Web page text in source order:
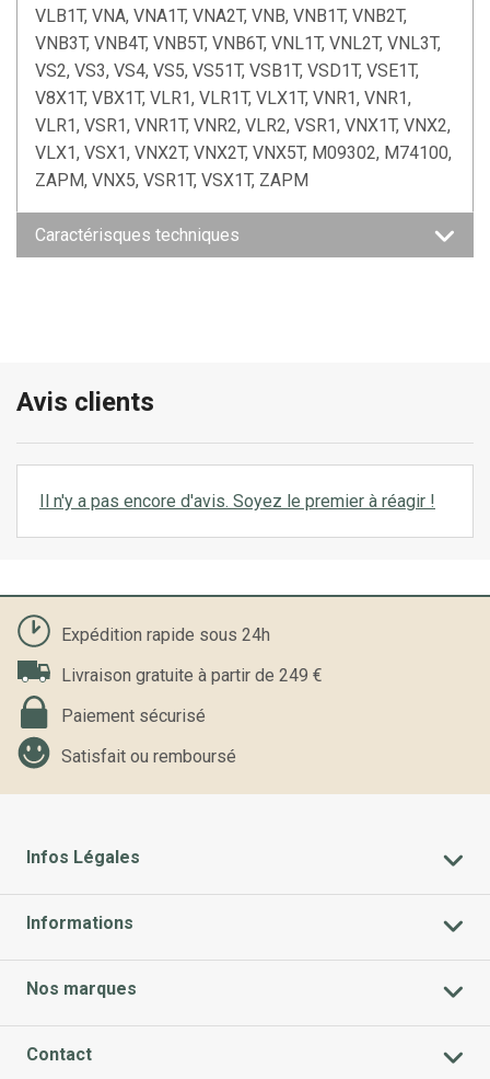
VLB1T, VNA, VNA1T, VNA2T, VNB, VNB1T, VNB2T,
VNB3T, VNB4T, VNB5T, VNB6T, VNL1T, VNL2T, VNL3T,
VS2, VS3, VS4, VS5, VS51T, VSB1T, VSD1T, VSE1T,
V8X1T, VBX1T, VLR1, VLR1T, VLX1T, VNR1, VNR1,
VLR1, VSR1, VNR1T, VNR2, VLR2, VSR1, VNX1T, VNX2,
VLX1, VSX1, VNX2T, VNX2T, VNX5T, M09302, M74100,
ZAPM, VNX5, VSR1T, VSX1T, ZAPM
Caractérisques techniques
Avis clients
Il n'y a pas encore d'avis. Soyez le premier à réagir !
Expédition rapide sous 24h
Livraison gratuite à partir de 249 €
Paiement sécurisé
Satisfait ou remboursé
Infos Légales
Informations
Nos marques
Contact